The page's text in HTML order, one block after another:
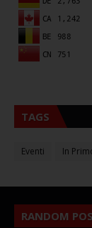
TAGS
Eventi In
RANDOM